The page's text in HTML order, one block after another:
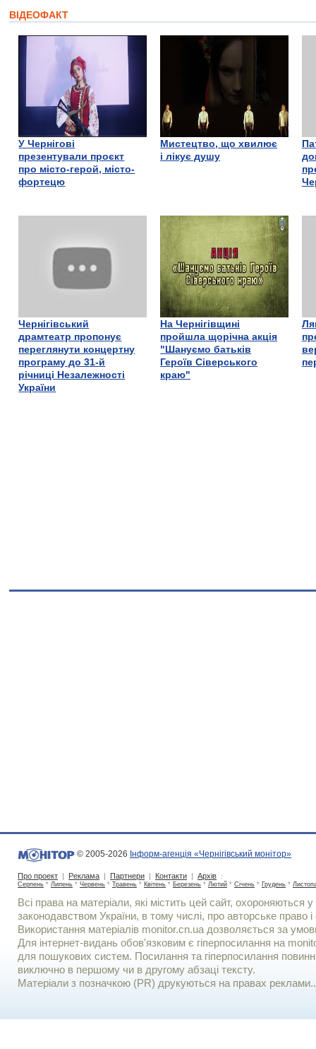
ВІДЕОФАКТ
У Чернігові
презентували проєкт
про місто-герой, місто-
фортецю
Мистецтво, що хвилює
і лікує душу
Чернігівський
драмтеатр пропонує
переглянути концертну
програму до 31-й
річниці Незалежності
України
На Чернігівщині
пройшла щорічна акція
"Шануємо батьків
Героїв Сіверського
краю"
© 2005-2026 Інформ-агенція «Чернігівський монітор»
Про проект | Реклама | Партнери | Контакти | Архів :
Серпень * Липень * Червень * Травень * Квітень * Березень * Лютий * Січень * Грудень *
Всі права на матеріали, які містить цей сайт, охороняються у
законодавством України, в тому числі, про авторське право і
Використання матерiалiв monitor.cn.ua дозволяється за
Для iнтернет-видань обов'язковим є гiперпосилання на
для пошукових систем. Посилання та гіперпосилання
виключно в першому чи в другому абзаці тексту.
Матеріали з позначкою (PR) друкуються на правах реклами..